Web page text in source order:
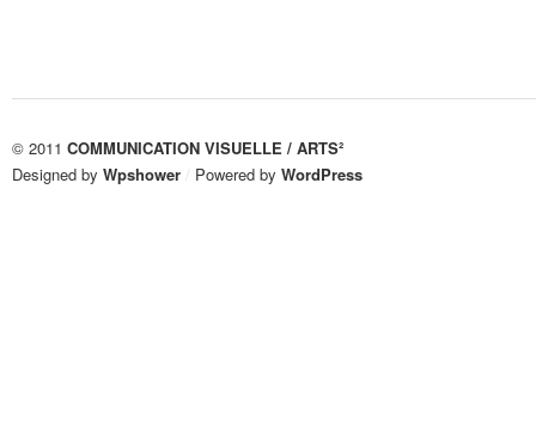
© 2011 COMMUNICATION VISUELLE / ARTS²
Designed by Wpshower / Powered by WordPress